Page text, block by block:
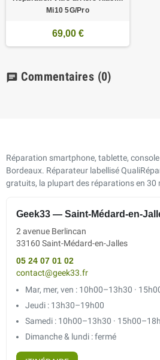
Mi10 5G/Pro
69,00 €
chat Commentaires (0)
Réparation smartphone, tablette,
Bordeaux. Réparateur labellisé
gratuits, la plupart des réparations en 30
Geek33 — Saint-Médard-en-
2 avenue Berlincan
33160 Saint-Médard-en-Jalles
05 24 07 01 02
contact@geek33.fr
Mar, mer, ven : 10h00–13h30 ·
Jeudi : 13h30–19h00
Samedi : 10h00–13h30 ·
Dimanche & lundi : fermé